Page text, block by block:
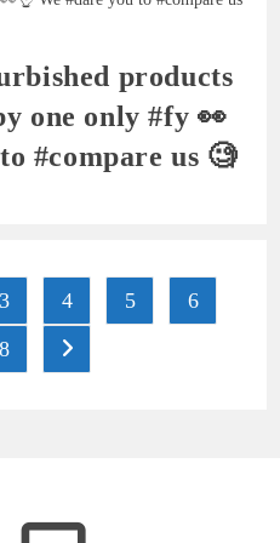
products
one only #fy 👀
#compare us 🧐
3 4 5
6
8